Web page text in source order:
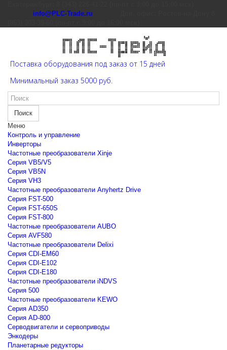
info@PLC-Trade.ru
Поставка оборудования под заказ от 15 дней
Минимальный заказ 5000 руб.
Поиск
Меню
Контроль и управление
Инверторы
Частотные преобразователи Xinje
Cерия VB5/V5
Cерия VB5N
Cерия VH3
Частотные преобразователи Anyhertz Drive
Серия FST-500
Серия FST-650S
Серия FST-800
Частотные преобразователи AUBO
Серия AVF580
Частотные преобразователи Delixi
Серия CDI-EM60
Серия CDI-E102
Серия CDI-E180
Частотные преобразователи iNDVS
Серия 500
Частотные преобразователи KEWO
Серия AD350
Серия AD-800
Серводвигатели и сервоприводы
Энкодеры
Планетарные редукторы